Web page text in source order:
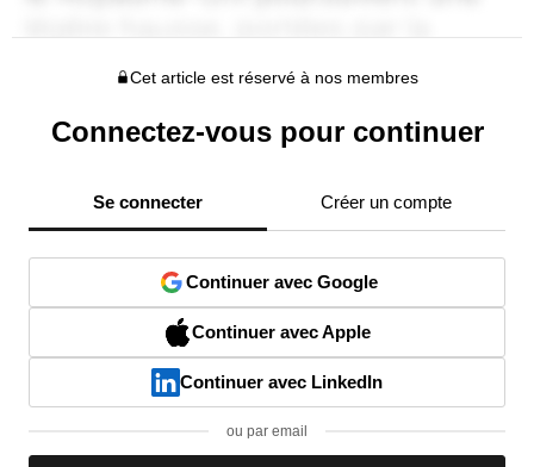
Cet article est réservé à nos membres
Connectez-vous pour continuer
Se connecter Créer un compte
Continuer avec Google
Continuer avec Apple
Continuer avec LinkedIn
ou par email